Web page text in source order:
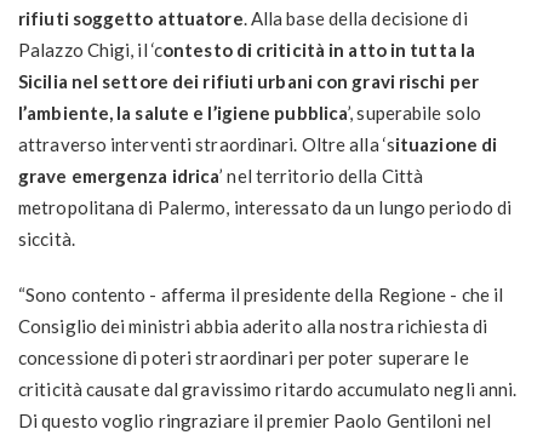
rifiuti soggetto attuatore. Alla base della decisione di
Palazzo Chigi, il ‘contesto di criticità in atto in tutta la
Sicilia nel settore dei rifiuti urbani con gravi rischi per
l’ambiente, la salute e l’igiene pubblica’, superabile solo
attraverso interventi straordinari. Oltre alla ‘situazione di
grave emergenza idrica’ nel territorio della Città
metropolitana di Palermo, interessato da un lungo periodo di
siccità.
“Sono contento - afferma il presidente della Regione - che il
Consiglio dei ministri abbia aderito alla nostra richiesta di
concessione di poteri straordinari per poter superare le
criticità causate dal gravissimo ritardo accumulato negli anni.
Di questo voglio ringraziare il premier Paolo Gentiloni nel